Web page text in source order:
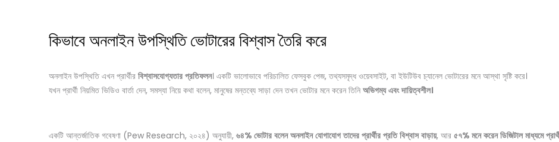
কিভাবে অনলাইন উপস্থিতি ভোটারের বিশ্বাস তৈরি করে
অনলাইন উপস্থিতি এখন প্রার্থীর বিশ্বাসযোগ্যতার প্রতিফলন। একটি ভালোভাবে পরিচালিত ফেসবুক পেজ, তথ্যসমৃদ্ধ ওয়েবসাইট, বা ইউটিউব চ্যানেল ভোটারের মনে আস্থা সৃষ্টি করে।
যখন প্রার্থী নিয়মিত ভিডিও বার্তা দেন, সমস্যা নিয়ে কথা বলেন, মানুষের মন্তব্যে সাড়া দেন তখন ভোটার মনে করেন তিনি অভিগম্য এবং দায়িত্বশীল।
একটি আন্তর্জাতিক গবেষণা (Pew Research, ২০২৪) অনুযায়ী, ৬৪% ভোটার বলেন অনলাইন যোগাযোগ তাদের প্রার্থীর প্রতি বিশ্বাস বাড়ায়, আর ৫৭% মনে করেন ডিজিটাল মাধ্যমে